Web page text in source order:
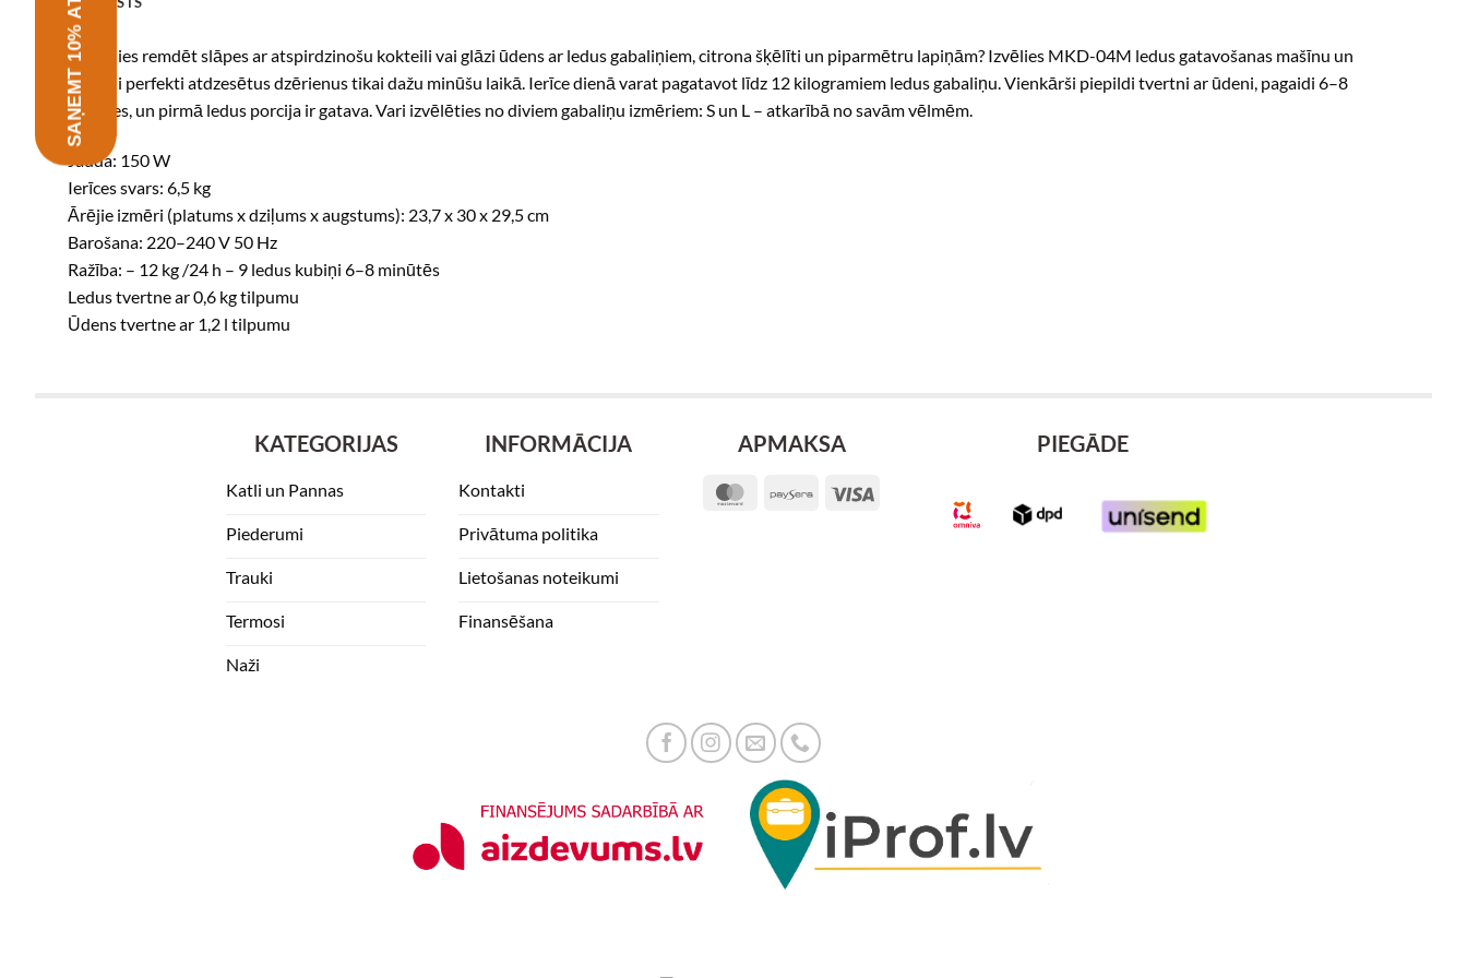
Vai vēlies remdēt slāpes ar atspirdzinošu kokteili vai glāzi ūdens ar ledus gabaliņiem, citrona šķēlīti un piparmētru lapiņām? Izvēlies MKD-04M ledus gatavošanas mašīnu un
izbaudi perfekti atdzesētus dzērienus tikai dažu minūšu laikā. Ierīce dienā varat pagatavot līdz 12 kilogramiem ledus gabaliņu. Vienkārši piepildi tvertni ar ūdeni, pagaidi 6–8
minūtes, un pirmā ledus porcija ir gatava. Vari izvēlēties no diviem gabaliņu izmēriem: S un L – atkarībā no savām vēlmēm.
Jauda: 150 W
Ierīces svars: 6,5 kg
Ārējie izmēri (platums x dziļums x augstums): 23,7 x 30 x 29,5 cm
Barošana: 220–240 V 50 Hz
Ražība: – 12 kg /24 h – 9 ledus kubiņi 6–8 minūtēs
Ledus tvertne ar 0,6 kg tilpumu
Ūdens tvertne ar 1,2 l tilpumu
KATEGORIJAS
Katli un Pannas
Piederumi
Trauki
Termosi
Naži
INFORMĀCIJA
Kontakti
Privātuma politika
Lietošanas noteikumi
Finansēšana
APMAKSA
MasterCardPaysera
PIEGĀDE
SAŅEMT 10% ATLAIDI